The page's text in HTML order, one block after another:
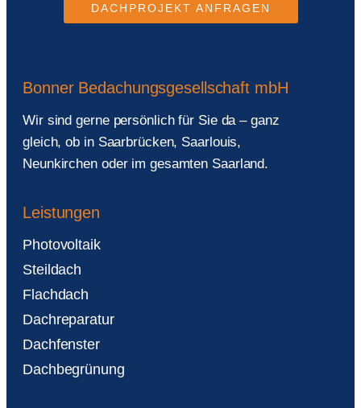
DACHPROJEKT ANFRAGEN
Bonner Bedachungsgesellschaft mbH
Wir sind gerne persönlich für Sie da – ganz
gleich, ob in Saarbrücken, Saarlouis,
Neunkirchen oder im gesamten Saarland.
Leistungen
Photovoltaik
Steildach
Flachdach
Dachreparatur
Dachfenster
Dachbegrünung